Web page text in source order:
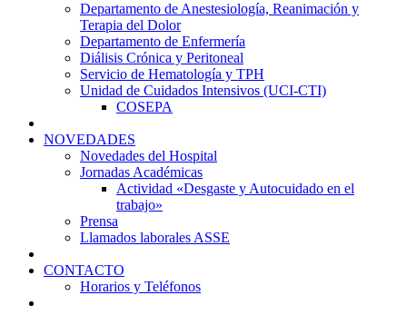
Departamento de Anestesiología, Reanimación y
Terapia del Dolor
Departamento de Enfermería
Diálisis Crónica y Peritoneal
Servicio de Hematología y TPH
Unidad de Cuidados Intensivos (UCI-CTI)
COSEPA
NOVEDADES
Novedades del Hospital
Jornadas Académicas
Actividad «Desgaste y Autocuidado en el
trabajo»
Prensa
Llamados laborales ASSE
CONTACTO
Horarios y Teléfonos